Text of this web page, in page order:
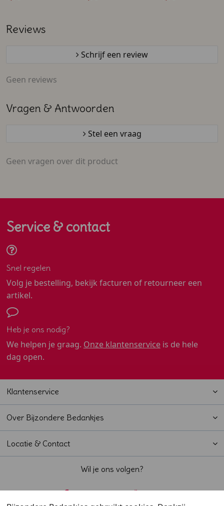
met ronde hoeken
Reviews
Schrijf een review
Geen reviews
Vragen & Antwoorden
Stel een vraag
Geen vragen over dit product
Service & contact
Snel regelen
Volg je bestelling, bekijk facturen of retourneer een
artikel.
Heb je ons nodig?
We helpen je graag. Onze klantenserviceis de hele
dag open.
Klantenservice
Over Bijzondere Bedankjes
Locatie & Contact
Wil je ons volgen?